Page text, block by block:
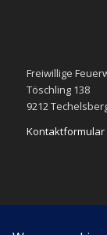
Freiwillige
Töschling 138
9212
Kontaktformular